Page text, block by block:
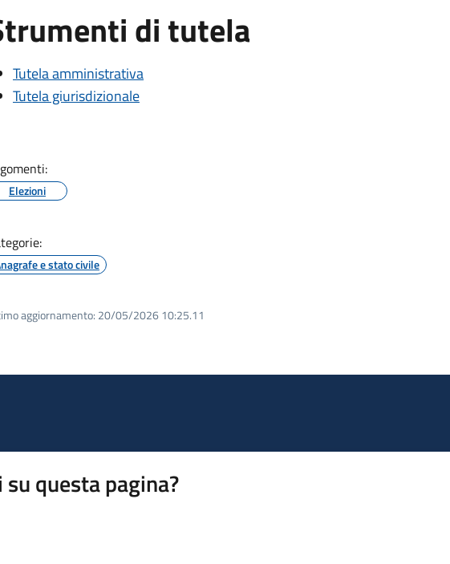
di tutela
Tutela amministrativa
Tutela giurisdizionale
Elezioni
e stato civile
aggiornamento: 20/05/2026 10:25.11
questa pagina?